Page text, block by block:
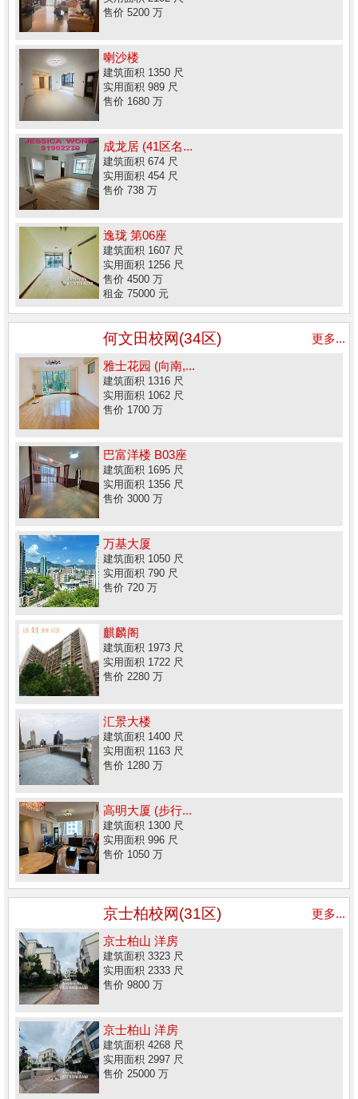
售价 5200 万
喇沙楼
建筑面积 1350 尺
实用面积 989 尺
售价 1680 万
成龙居 (41区名...
建筑面积 674 尺
实用面积 454 尺
售价 738 万
逸珑 第06座
建筑面积 1607 尺
实用面积 1256 尺
售价 4500 万
租金 75000 元
何文田校网(34区)
更多...
雅士花园 (向南,...
建筑面积 1316 尺
实用面积 1062 尺
售价 1700 万
巴富洋楼 B03座
建筑面积 1695 尺
实用面积 1356 尺
售价 3000 万
万基大厦
建筑面积 1050 尺
实用面积 790 尺
售价 720 万
麒麟阁
建筑面积 1973 尺
实用面积 1722 尺
售价 2280 万
汇景大楼
建筑面积 1400 尺
实用面积 1163 尺
售价 1280 万
高明大厦 (步行...
建筑面积 1300 尺
实用面积 996 尺
售价 1050 万
京士柏校网(31区)
更多...
京士柏山 洋房
建筑面积 3323 尺
实用面积 2333 尺
售价 9800 万
京士柏山 洋房
建筑面积 4268 尺
实用面积 2997 尺
售价 25000 万